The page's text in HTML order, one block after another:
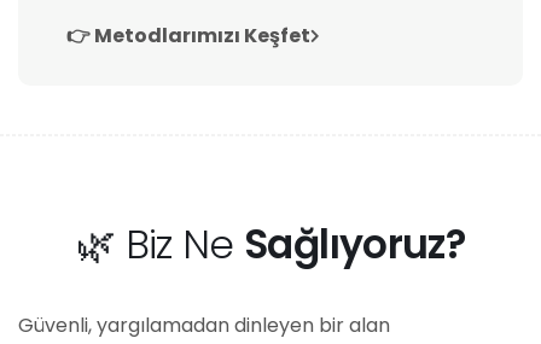
👉 Metodlarımızı Keşfet
🌿 Biz Ne Sağlıyoruz?
Güvenli, yargılamadan dinleyen bir alan